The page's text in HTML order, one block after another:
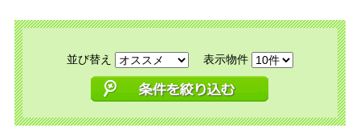
並び替え 表示物件